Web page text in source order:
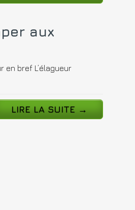
aux
en bref L’élagueur
LIRE LA SUITE →